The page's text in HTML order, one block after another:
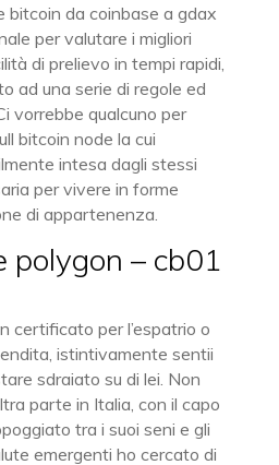
bitcoin da coinbase a gdax
per valutare i migliori
di prelievo in tempi rapidi,
ad una serie di regole ed
vorrebbe qualcuno per
bitcoin node la cui
intesa dagli stessi
per vivere in forme
di appartenenza.
polygon – cb01
certificato per l’espatrio o
istintivamente sentii
sdraiato su di lei. Non
parte in Italia, con il capo
tra i suoi seni e gli
emergenti ho cercato di